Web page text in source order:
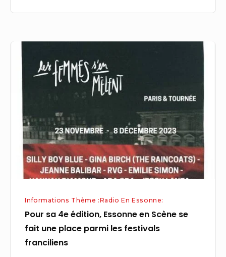
Pour
édition,
Scène
une
parmi
festivals
franciliens
Informations Thème :Radio En Essonne:
Pour sa 4e édition, Essonne en Scène se
fait une place parmi les festivals
franciliens